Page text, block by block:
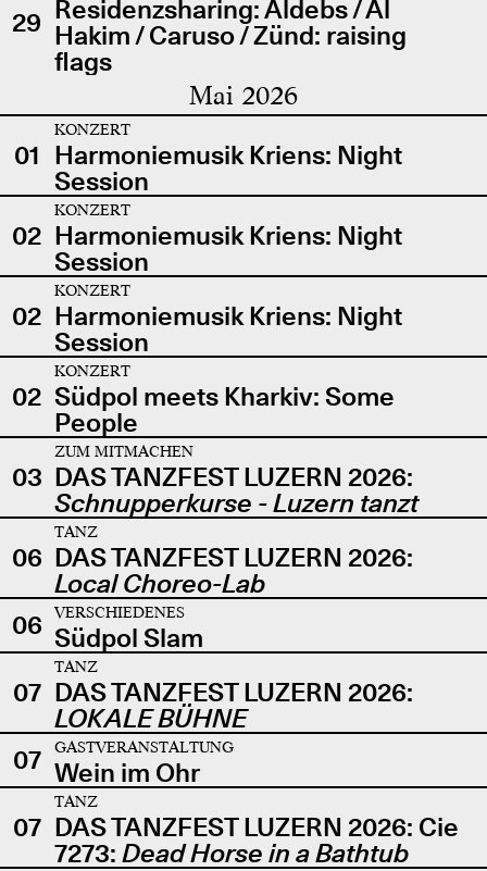
29 Residenzsharing: Aldebs / Al
Hakim / Caruso / Zünd: raising
flags
Mai 2026
01
KONZERT
Harmoniemusik Kriens: Night
Session
02
KONZERT
Harmoniemusik Kriens: Night
Session
02
KONZERT
Harmoniemusik Kriens: Night
Session
02
KONZERT
Südpol meets Kharkiv: Some
People
03
ZUM MITMACHEN
DAS TANZFEST LUZERN 2026:
Schnupperkurse - Luzern tanzt
06
TANZ
DAS TANZFEST LUZERN 2026:
Local Choreo-Lab
06
VERSCHIEDENES
Südpol Slam
07
TANZ
DAS TANZFEST LUZERN 2026:
LOKALE BÜHNE
07
GASTVERANSTALTUNG
Wein im Ohr
07
TANZ
DAS TANZFEST LUZERN 2026: Cie
7273: Dead Horse in a Bathtub